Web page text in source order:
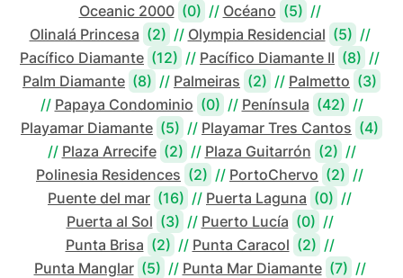
Oceanic 2000 (0) // Océano (5) //
Olinalá Princesa (2) // Olympia Residencial (5) //
Pacífico Diamante (12) // Pacífico Diamante II (8) //
Palm Diamante (8) // Palmeiras (2) // Palmetto (3)
// Papaya Condominio (0) // Península (42) //
Playamar Diamante (5) // Playamar Tres Cantos (4)
// Plaza Arrecife (2) // Plaza Guitarrón (2) //
Polinesia Residences (2) // PortoChervo (2) //
Puente del mar (16) // Puerta Laguna (0) //
Puerta al Sol (3) // Puerto Lucía (0) //
Punta Brisa (2) // Punta Caracol (2) //
Punta Manglar (5) // Punta Mar Diamante (7) //